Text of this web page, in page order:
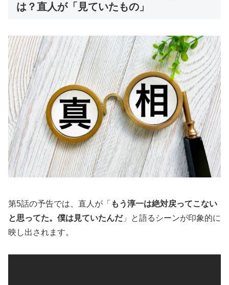
は？直人が「見ていたもの」
第5話の予告では、直人が「 もう淳一は絶対戻ってこない
と思ってた。僕は見ていたんだ」と語るシーンが印象的に
映し出されます。